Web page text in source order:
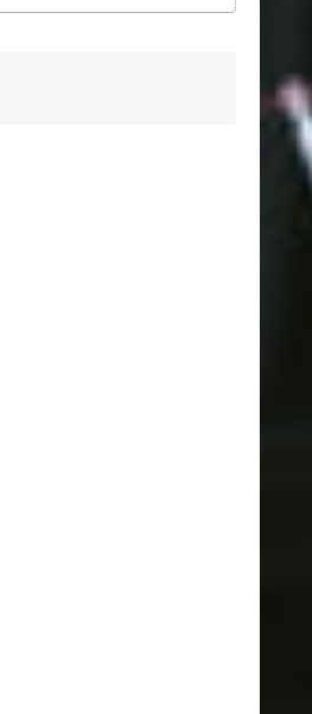
いたいと願う、サラリーマン。